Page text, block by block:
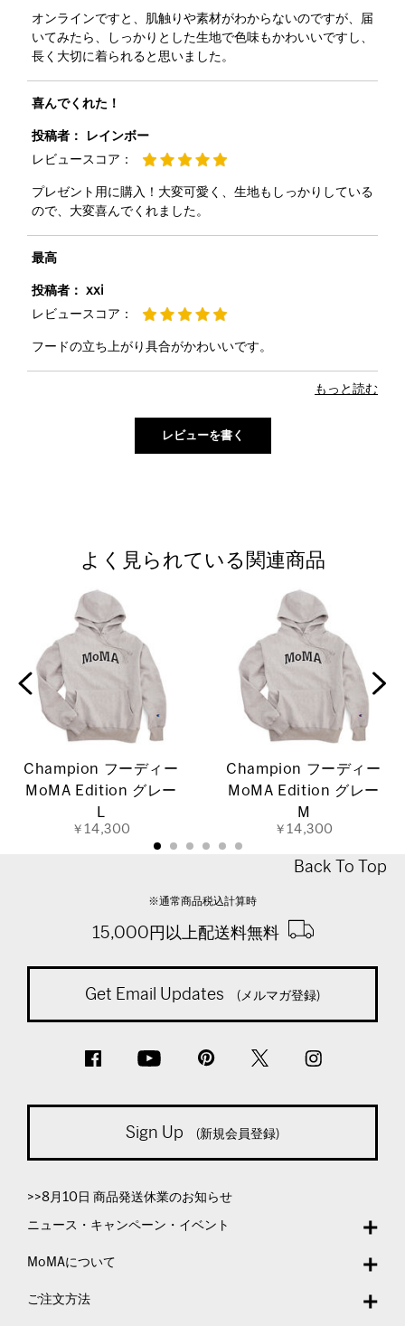
オンラインですと、肌触りや素材がわからないのですが、届
いてみたら、しっかりとした生地で色味もかわいいですし、
長く大切に着られると思いました。
喜んでくれた！
投稿者：
レインボー
レビュースコア：
プレゼント用に購入！大変可愛く、生地もしっかりしている
ので、大変喜んでくれました。
最高
投稿者：
xxi
レビュースコア：
フードの立ち上がり具合がかわいいです。
もっと読む
よく見られている関連商品
Champion フーディー
MoMA Edition グレー
L
￥14,300
Champion フーディー
MoMA Edition グレー
M
￥14,300
Back To Top
※通常商品税込計算時
15,000円以上配送料無料
Get Email Updates (メルマガ登録)
Sign Up (新規会員登録)
>>8月10日 商品発送休業のお知らせ
ニュース・キャンペーン・イベント
MoMAについて
ご注文方法